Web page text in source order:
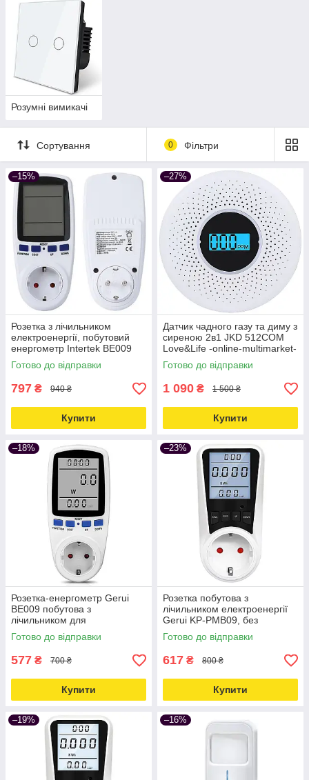
Розумні вимикачі
Сортування 0 Фільтри
–15%
Розетка з лічильником
електроенергії, побутовий
енергометр Intertek BE009
Love&Life -online-multimarket-
Готово до відправки
797 ₴ 940 ₴
Купити
–27%
Датчик чадного газу та диму з
сиреною 2в1 JKD 512COM
Love&Life -online-multimarket-
Готово до відправки
1 090 ₴ 1 500 ₴
Купити
–18%
Розетка-енергометр Gerui
BE009 побутова з
лічильником для
вимірювання електроенергії
Love&Life -online-multimarket-
Готово до відправки
577 ₴ 700 ₴
Купити
–23%
Розетка побутова з
лічильником електроенергії
Gerui KP-PMB09, без
підсвічування, біла Love&Life
-online-multimarket-
Готово до відправки
617 ₴ 800 ₴
Купити
–19% –16%